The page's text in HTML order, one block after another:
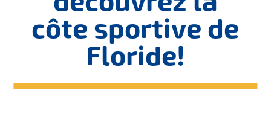
côte sportive de
Floride!